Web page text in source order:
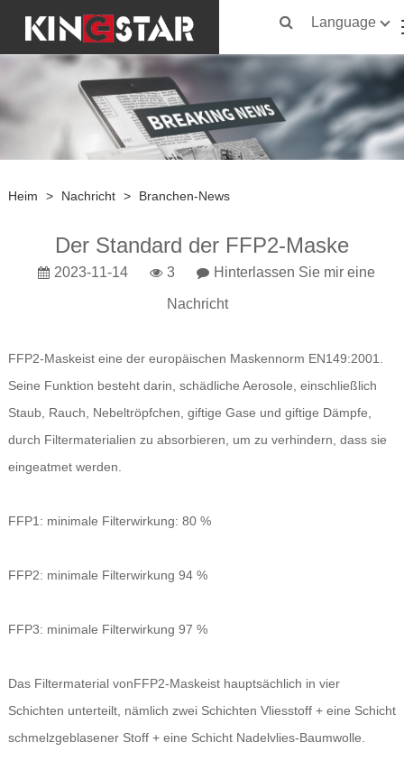
Language
Heim > Nachricht > Branchen-News
Der Standard der FFP2-Maske
2023-11-14 3 Hinterlassen Sie mir eine
Nachricht
FFP2-Maskeist eine der europäischen Maskennorm EN149:2001.
Seine Funktion besteht darin, schädliche Aerosole, einschließlich
Staub, Rauch, Nebeltröpfchen, giftige Gase und giftige Dämpfe,
durch Filtermaterialien zu absorbieren, um zu verhindern, dass sie
eingeatmet werden.
FFP1: minimale Filterwirkung: 80 %
FFP2: minimale Filterwirkung 94 %
FFP3: minimale Filterwirkung 97 %
Das Filtermaterial vonFFP2-Maskeist hauptsächlich in vier
Schichten unterteilt, nämlich zwei Schichten Vliesstoff + eine Schicht
schmelzgeblasener Stoff + eine Schicht Nadelvlies-Baumwolle.